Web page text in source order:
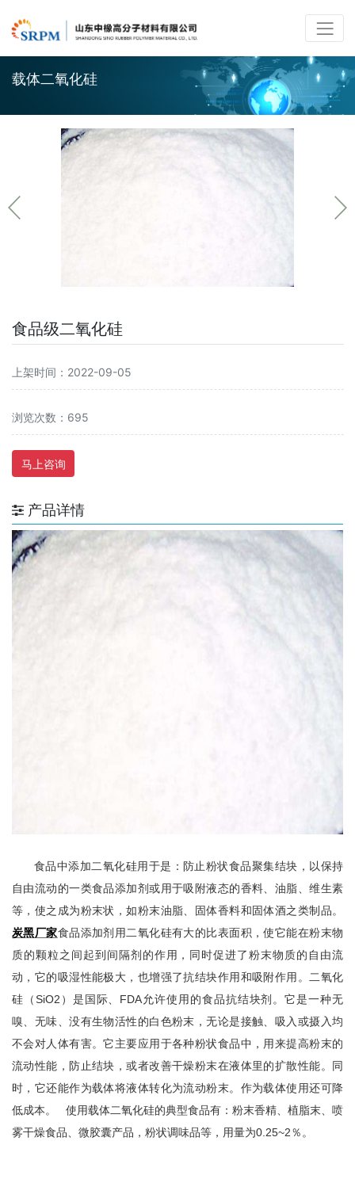
载体二氧化硅
食品级二氧化硅
上架时间：2022-09-05
浏览次数：695
马上咨询
产品详情
食品中添加二氧化硅用于是：防止粉状食品聚集结块，以保持
自由流动的一类食品添加剂或用于吸附液态的香料、油脂、维生素
等，使之成为粉末状，如粉末油脂、固体香料和固体酒之类制品。
炭黑厂家食品添加剂用二氧化硅有大的比表面积，使它能在粉末物
质的颗粒之间起到间隔剂的作用，同时促进了粉末物质的自由流
动，它的吸湿性能极大，也增强了抗结块作用和吸附作用。二氧化
硅（SiO2）是国际、FDA允许使用的食品抗结块剂。它是一种无
嗅、无味、没有生物活性的白色粉末，无论是接触、吸入或摄入均
不会对人体有害。它主要应用于各种粉状食品中，用来提高粉末的
流动性能，防止结块，或者改善干燥粉末在液体里的扩散性能。同
时，它还能作为载体将液体转化为流动粉末。作为载体使用还可降
低成本。 使用载体二氧化硅的典型食品有：粉末香精、植脂末、喷
雾干燥食品、微胶囊产品，粉状调味品等，用量为0.25~2％。